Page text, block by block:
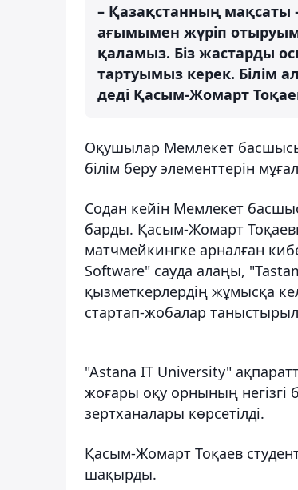
– Қазақстанның мақсаты
ағымымен жүріп
қаламыз. Біз жастарды
тартуымыз керек. Білім
деді Қасым-Жомарт
Оқушылар Мемлекет
білім беру элементтерін
Содан кейін Мемлекет
барды. Қасым-Жомарт
матчмейкингке арналған
Software" сауда алаңы,
қызметкерлердің жұмысқа
стартап-жобалар
"Astana IT University"
жоғары оқу орнының негізгі
зертханалары көрсетілді.
Қасым-Жомарт Тоқаев
шақырды.